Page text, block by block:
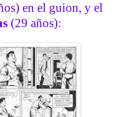
en el guion, y el
(29 años):